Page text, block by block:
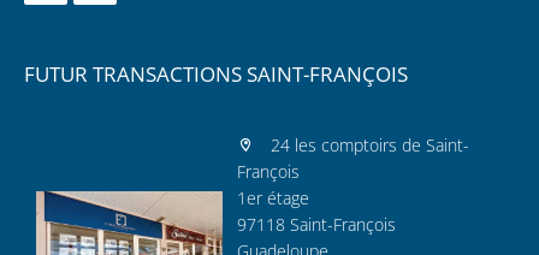
FUTUR TRANSACTIONS SAINT-FRANÇOIS
24 les comptoirs de Saint-
François
1er étage
97118 Saint-François